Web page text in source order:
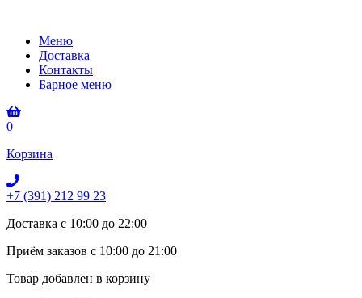
Меню
Доставка
Контакты
Барное меню
0
Корзина
+7 (391) 212 99 23
Доставка с 10:00 до 22:00
Приём заказов с 10:00 до 21:00
Товар добавлен в корзину